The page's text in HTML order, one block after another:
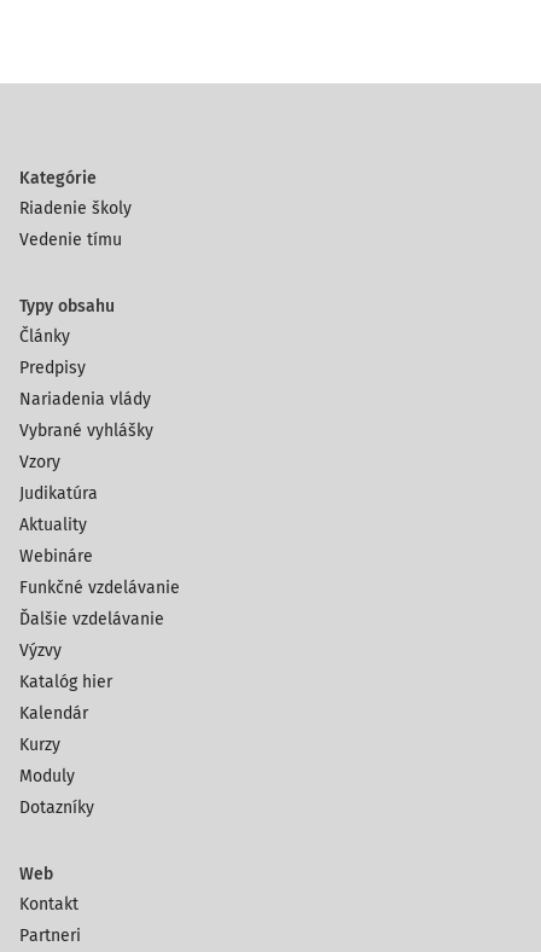
Kategórie
Riadenie školy
Vedenie tímu
Typy obsahu
Články
Predpisy
Nariadenia vlády
Vybrané vyhlášky
Vzory
Judikatúra
Aktuality
Webináre
Funkčné vzdelávanie
Ďalšie vzdelávanie
Výzvy
Katalóg hier
Kalendár
Kurzy
Moduly
Dotazníky
Web
Kontakt
Partneri